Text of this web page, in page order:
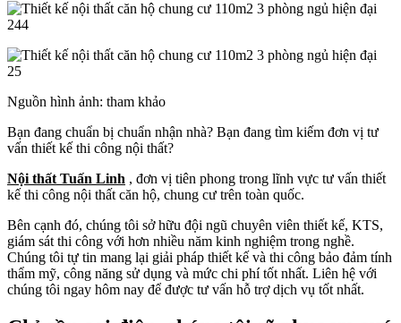
Nguồn hình ảnh: tham khảo
Bạn đang chuẩn bị chuẩn nhận nhà? Bạn đang tìm kiếm đơn vị tư
vấn thiết kế thi công nội thất?
Nội thất Tuấn Linh , đơn vị tiên phong trong lĩnh vực tư vấn thiết
kế thi công nội thất căn hộ, chung cư trên toàn quốc.
Bên cạnh đó, chúng tôi sở hữu đội ngũ chuyên viên thiết kế, KTS,
giám sát thi công với hơn nhiều năm kinh nghiệm trong nghề.
Chúng tôi tự tin mang lại giải pháp thiết kế và thi công bảo đảm tính
thẩm mỹ, công năng sử dụng và mức chi phí tốt nhất. Liên hệ với
chúng tôi ngay hôm nay để được tư vấn hỗ trợ dịch vụ tốt nhất.